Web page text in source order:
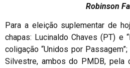
Robinson
Para a eleição suplementar de
chapas: Lucinaldo Chaves (PT) e
coligação “Unidos por
Silvestre, ambos do PMDB, pela